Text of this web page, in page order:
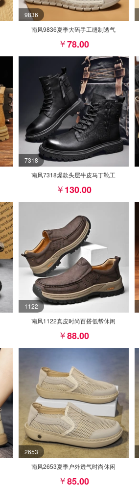
9836
南风9836夏季大码手工缝制透气
78.00
7318
南风7318爆款头层牛皮马丁靴工
130.00
1122
南风1122真皮时尚百搭低帮休闲
88.00
2653
南风2653夏季户外透气时尚休闲
85.00